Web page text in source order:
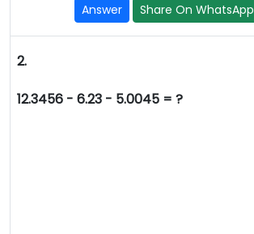
Answer Share On WhatsApp
2.
12.3456 - 6.23 - 5.0045 = ?